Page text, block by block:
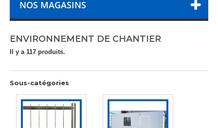
NOS MAGASINS
ENVIRONNEMENT DE CHANTIER
Il y a 117 produits.
Sous-catégories